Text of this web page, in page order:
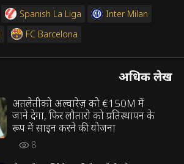
Spanish La Liga
Inter Milan
FC Barcelona
अधिक लेख
अतलेतीको अल्वारेज़ को €150M में
जाने देगा, फिर लौतारो को प्रतिस्थापन के
रूप में साइन करने की योजना
8